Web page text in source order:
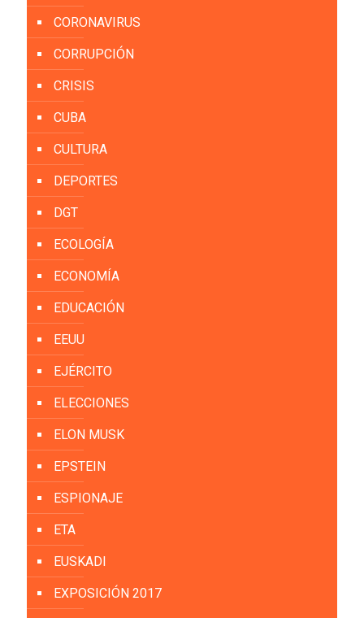
CORONAVIRUS
CORRUPCIÓN
CRISIS
CUBA
CULTURA
DEPORTES
DGT
ECOLOGÍA
ECONOMÍA
EDUCACIÓN
EEUU
EJÉRCITO
ELECCIONES
ELON MUSK
EPSTEIN
ESPIONAJE
ETA
EUSKADI
EXPOSICIÓN 2017